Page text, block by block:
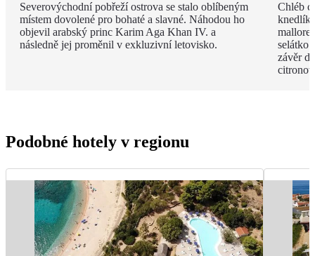
Severovýchodní pobřeží ostrova se stalo oblíbeným
místem dovolené pro bohaté a slavné. Náhodou ho
objevil arabský princ Karim Aga Khan IV. a
následně jej proměnil v exkluzivní letovisko.
Chléb
selátko
závěr
Podobné hotely v regionu